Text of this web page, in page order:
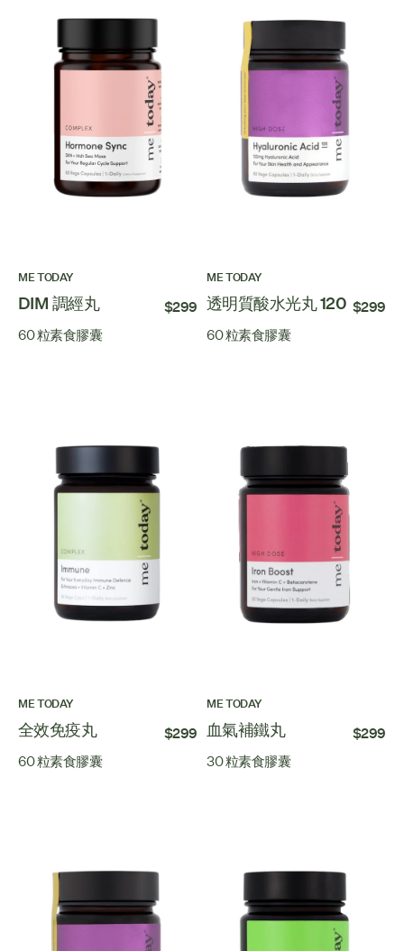
ME TODAY
DIM 調經丸 $299
60 粒素食膠囊
ME TODAY
透明質酸水光丸 120 $299
60 粒素食膠囊
ME TODAY
全效免疫丸 $299
60 粒素食膠囊
ME TODAY
血氣補鐵丸 $299
30 粒素食膠囊